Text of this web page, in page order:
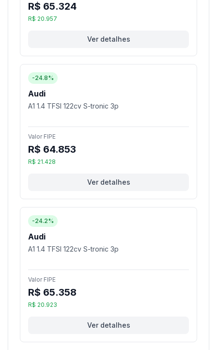
R$ 65.324
R$ 20.957
Ver detalhes
-24.8%
Audi
A1 1.4 TFSI 122cv S-tronic 3p
Valor FIPE
R$ 64.853
R$ 21.428
Ver detalhes
-24.2%
Audi
A1 1.4 TFSI 122cv S-tronic 3p
Valor FIPE
R$ 65.358
R$ 20.923
Ver detalhes